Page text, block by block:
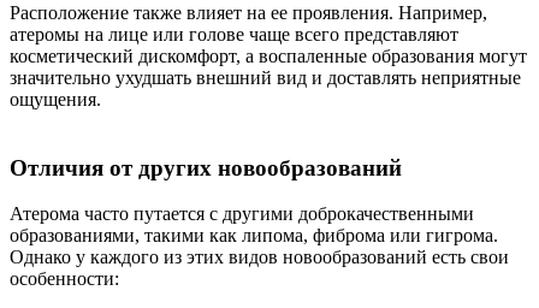
Расположение также влияет на ее проявления. Например,
атеромы на лице или голове чаще всего представляют
косметический дискомфорт, а воспаленные образования могут
значительно ухудшать внешний вид и доставлять неприятные
ощущения.
Отличия от других новообразований
Атерома часто путается с другими доброкачественными
образованиями, такими как липома, фиброма или гигрома.
Однако у каждого из этих видов новообразований есть свои
особенности: